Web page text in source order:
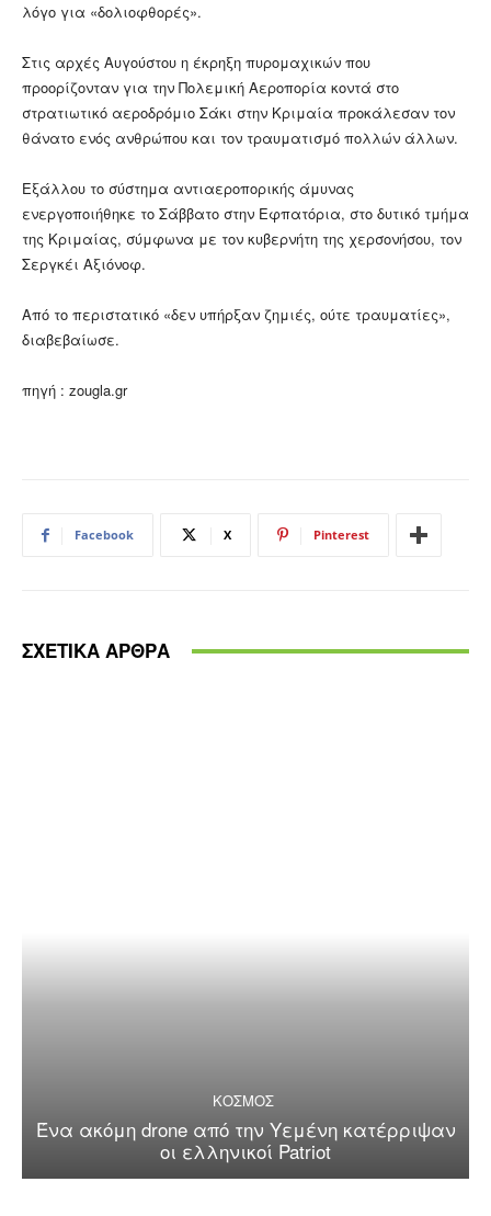
λόγο για «δολιοφθορές».
Στις αρχές Αυγούστου η έκρηξη πυρομαχικών που
προορίζονταν για την Πολεμική Αεροπορία κοντά στο
στρατιωτικό αεροδρόμιο Σάκι στην Κριμαία προκάλεσαν τον
θάνατο ενός ανθρώπου και τον τραυματισμό πολλών άλλων.
Εξάλλου το σύστημα αντιαεροπορικής άμυνας
ενεργοποιήθηκε το Σάββατο στην Εφπατόρια, στο δυτικό τμήμα
της Κριμαίας, σύμφωνα με τον κυβερνήτη της χερσονήσου, τον
Σεργκέι Αξιόνοφ.
Από το περιστατικό «δεν υπήρξαν ζημιές, ούτε τραυματίες»,
διαβεβαίωσε.
πηγή : zougla.gr
Facebook X Pinterest
ΣΧΕΤΙΚΑ ΑΡΘΡΑ
ΚΟΣΜΟΣ
Ένα ακόμη drone από την Υεμένη κατέρριψαν
οι ελληνικοί Patriot